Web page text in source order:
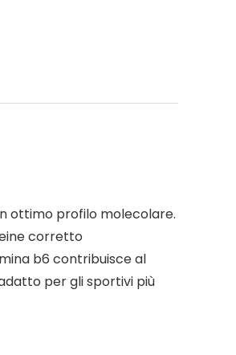
ottimo profilo molecolare.
corretto
b6 contribuisce al
per gli sportivi più